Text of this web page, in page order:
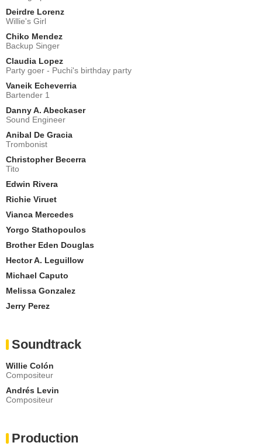
Deirdre Lorenz
Willie's Girl
Chiko Mendez
Backup Singer
Claudia Lopez
Party goer - Puchi's birthday party
Vaneik Echeverria
Bartender 1
Danny A. Abeckaser
Sound Engineer
Anibal De Gracia
Trombonist
Christopher Becerra
Tito
Edwin Rivera
Richie Viruet
Vianca Mercedes
Yorgo Stathopoulos
Brother Eden Douglas
Hector A. Leguillow
Michael Caputo
Melissa Gonzalez
Jerry Perez
Soundtrack
Willie Colón
Compositeur
Andrés Levin
Compositeur
Production